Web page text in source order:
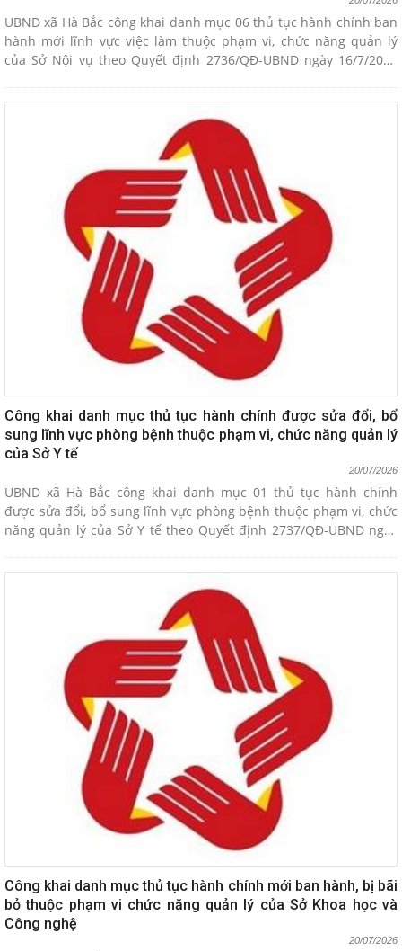
UBND xã Hà Bắc công khai danh mục 06 thủ tục hành chính ban
hành mới lĩnh vực việc làm thuộc phạm vi, chức năng quản lý
của Sở Nội vụ theo Quyết định 2736/QĐ-UBND ngày 16/7/2026
Công khai danh mục thủ tục hành chính được sửa đổi, bổ
sung lĩnh vực phòng bệnh thuộc phạm vi, chức năng quản lý
của Sở Y tế
20/07/2026
UBND xã Hà Bắc công khai danh mục 01 thủ tục hành chính
được sửa đổi, bổ sung lĩnh vực phòng bệnh thuộc phạm vi, chức
năng quản lý của Sở Y tế theo Quyết định 2737/QĐ-UBND ngày
Công khai danh mục thủ tục hành chính mới ban hành, bị bãi
bỏ thuộc phạm vi chức năng quản lý của Sở Khoa học và
Công nghệ
20/07/2026